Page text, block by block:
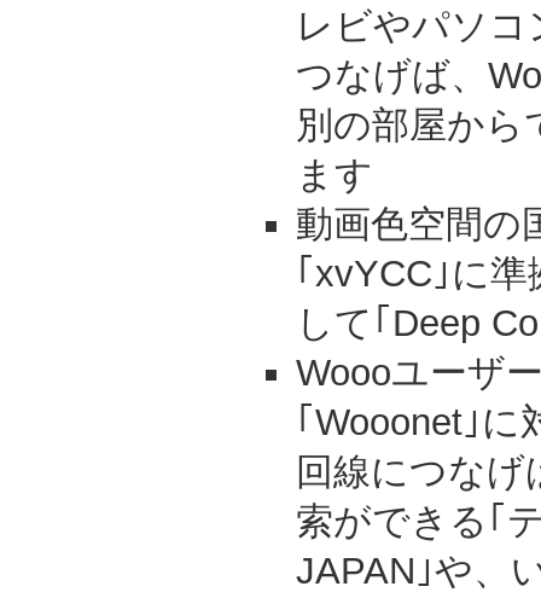
レビやパソ
つなげば、
別の部屋から
ます
動画色空間の
｢xvYCC｣に
して｢Deep
Woooユーザ
｢Wooonet｣
回線につな
索ができる｢
JAPAN｣や、